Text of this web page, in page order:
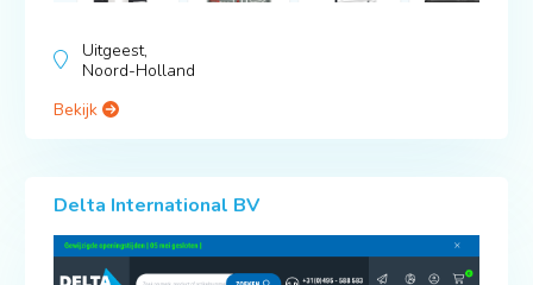
Uitgeest,
Noord-Holland
Bekijk
Delta International BV